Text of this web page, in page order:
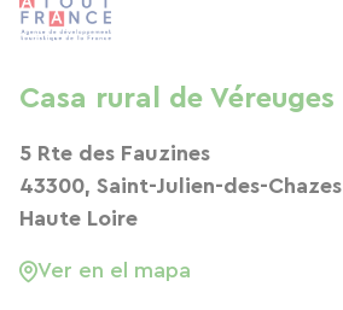
Casa rural de Véreuges
5 Rte des Fauzines
43300, Saint-Julien-des-Chazes
Haute Loire
Ver en el mapa